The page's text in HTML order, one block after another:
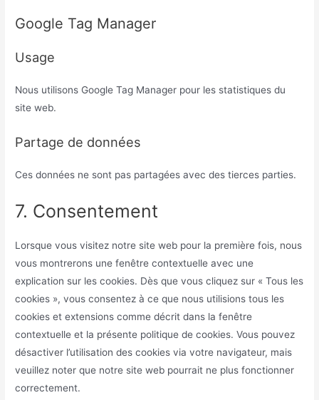
Google Tag Manager
Usage
Nous utilisons Google Tag Manager pour les statistiques du
site web.
Partage de données
Ces données ne sont pas partagées avec des tierces parties.
7. Consentement
Lorsque vous visitez notre site web pour la première fois, nous
vous montrerons une fenêtre contextuelle avec une
explication sur les cookies. Dès que vous cliquez sur « Tous les
cookies », vous consentez à ce que nous utilisions tous les
cookies et extensions comme décrit dans la fenêtre
contextuelle et la présente politique de cookies. Vous pouvez
désactiver l’utilisation des cookies via votre navigateur, mais
veuillez noter que notre site web pourrait ne plus fonctionner
correctement.